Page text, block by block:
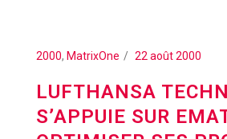
2000, MatrixOne 22 août 2000
LUFTHANSA
S’APPUIE SUR